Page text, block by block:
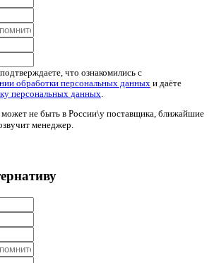
что ознакомились с
обработки персональных данных и даёте
персональных данных.
не быть в России\у поставщика, ближайшие
менеджер.